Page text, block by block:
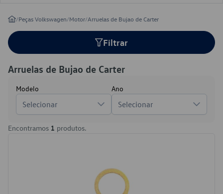
/Peças Volkswagen/Motor/Arruelas de Bujao de Carter
Filtrar
Arruelas de Bujao de Carter
Modelo
Selecionar
Ano
Selecionar
Encontramos 1 produtos.